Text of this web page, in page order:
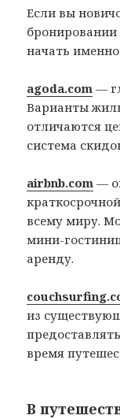
Если вы
бронировании
начать именно
agoda.com —
Варианты
отличаются
система
airbnb.com —
всему миру.
мини-
аренду.
из
время
В